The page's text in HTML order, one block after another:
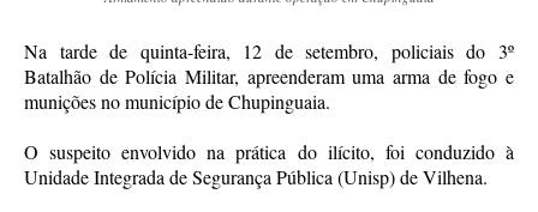
Na tarde de quinta-feira, 12 de setembro, policiais do 3º
Batalhão de Polícia Militar, apreenderam uma arma de fogo e
munições no município de Chupinguaia.
O suspeito envolvido na prática do ilícito, foi conduzido à
Unidade Integrada de Segurança Pública (Unisp) de Vilhena.